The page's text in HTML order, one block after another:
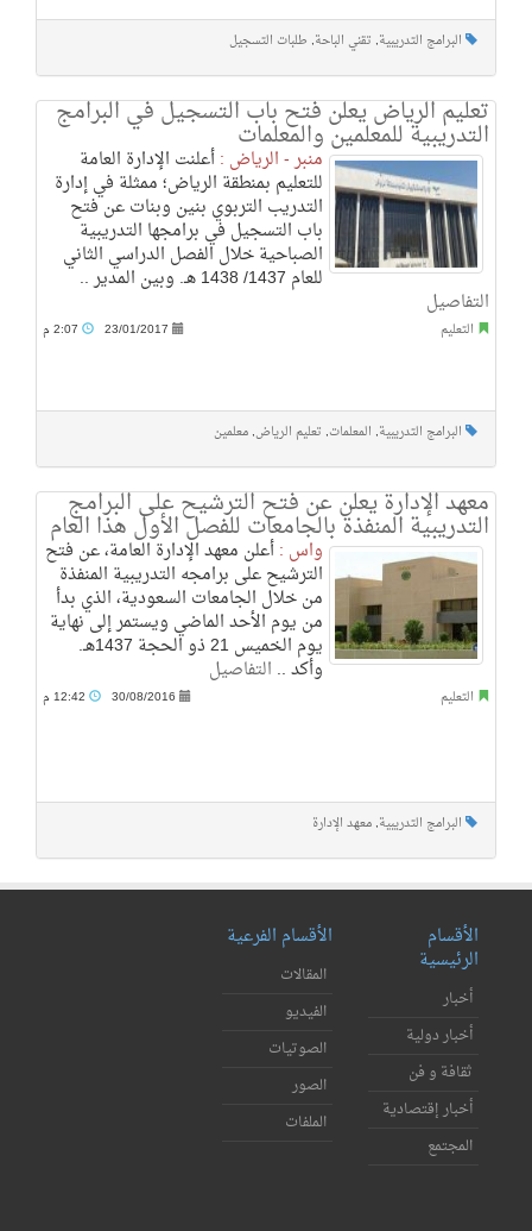
البرامج التدريبية, تقني الباحة, طلبات التسجيل
تعليم الرياض يعلن فتح باب التسجيل في البرامج
التدريبية للمعلمين والمعلمات
منبر - الرياض :أعلنت الإدارة العامة
للتعليم بمنطقة الرياض؛ ممثلة في إدارة
التدريب التربوي بنين وبنات عن فتح
باب التسجيل في برامجها التدريبية
الصباحية خلال الفصل الدراسي الثاني
للعام 1437/ 1438 هـ. وبين المدير ..
التفاصيل
التعليم 23/01/2017
البرامج التدريبية, المعلمات, تعليم الرياض, معلمين
معهد الإدارة يعلن عن فتح الترشيح على البرامج
التدريبية المنفذة بالجامعات للفصل الأول هذا العام
واس :أعلن معهد الإدارة العامة، عن فتح
الترشيح على برامجه التدريبية المنفذة
من خلال الجامعات السعودية، الذي بدأ
من يوم الأحد الماضي ويستمر إلى نهاية
يوم الخميس 21 ذو الحجة 1437هـ.
وأكد .. التفاصيل
التعليم 30/08/2016
البرامج التدريبية, معهد الإدارة
الأقسام
الرئيسية
أخبار
أخبار دولية
ثقافة و فن
أخبار إقتصادية
المجتمع
الأقسام الفرعية
المقالات
الفيديو
الصوتيات
الصور
الملفات